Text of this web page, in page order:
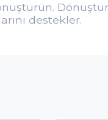
destekler.